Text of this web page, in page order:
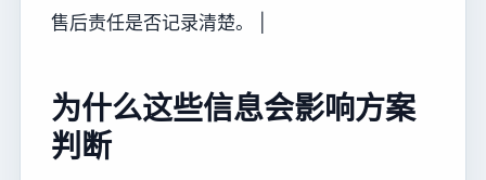
售后责任是否记录清楚。 |
为什么这些信息会影响方案
判断